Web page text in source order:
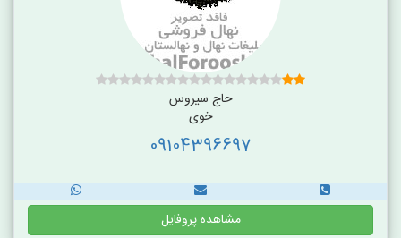
حاج سیروس
خوی
09104396697
مشاهده پروفایل